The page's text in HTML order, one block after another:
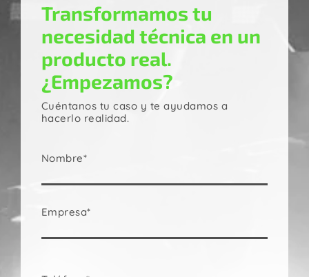
Transformamos tu
necesidad técnica en un
producto real.
¿Empezamos?
Cuéntanos tu caso y te ayudamos a
hacerlo realidad.
Nombre*
Empresa*